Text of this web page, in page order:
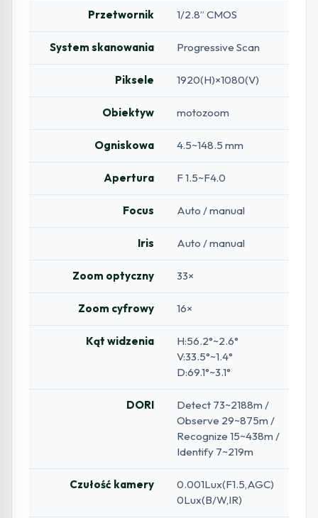
Przetwornik 1/2.8” CMOS
System skanowania Progressive Scan
Piksele 1920(H)×1080(V)
Obiektyw motozoom
Ogniskowa 4.5~148.5 mm
Apertura F 1.5~F4.0
Focus Auto / manual
Iris Auto / manual
Zoom optyczny 33×
Zoom cyfrowy 16×
Kąt widzenia
H:56.2°~2.6°
V:33.5°~1.4°
D:69.1°~3.1°
DORI
Detect 73~2188m /
Observe 29~875m /
Recognize 15~438m /
Identify 7~219m
Czułość kamery
0.001Lux(F1.5,AGC)
0Lux(B/W,IR)